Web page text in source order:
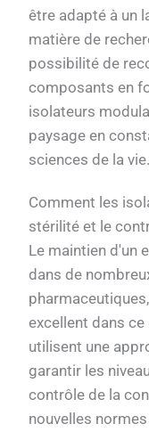
être adapté à un
matière de
possibilité de
composants en
isolateurs
paysage en
sciences de la vie.
Comment les
stérilité et le
Le maintien d'un
dans de
excellent dans
utilisent une
garantir les
contrôle de la
nouvelles